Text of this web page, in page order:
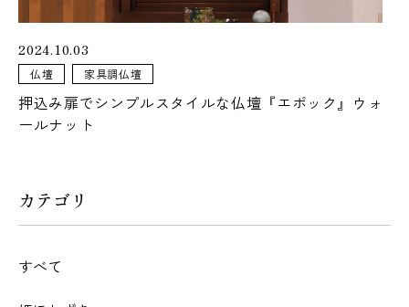
2024.10.03
仏壇 家具調仏壇
押込み扉でシンプルスタイルな仏壇『エポック』ウォ
ールナット
カテゴリ
すべて